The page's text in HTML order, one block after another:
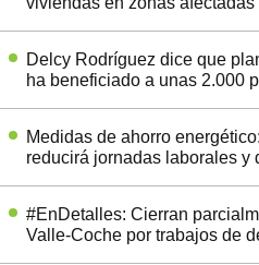
Delcy Rodríguez dice que
ha beneficiado a unas 2.000
Medidas de ahorro
reducirá jornadas laborales y
#EnDetalles: Cierran
Valle-Coche por trabajos de